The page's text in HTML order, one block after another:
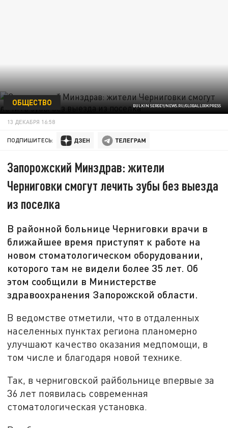
BULKIN SERGEY/NEWS.RU/GLOBALLOOKPRESS
ОБЩЕСТВО
13 ДЕКАБРЯ 16:58
ПОДПИШИТЕСЬ:
Запорожский Минздрав: жители
Черниговки смогут лечить зубы без выезда
из поселка
В районной больнице Черниговки врачи в
ближайшее время приступят к работе на
новом стоматологическом оборудовании,
которого там не видели более 35 лет. Об
этом сообщили в Министерстве
здравоохранения Запорожской области.
В ведомстве отметили, что в отдаленных
населенных пунктах региона планомерно
улучшают качество оказания медпомощи, в
том числе и благодаря новой технике.
Так, в черниговской райбольнице впервые за
36 лет появилась современная
стоматологическая установка.